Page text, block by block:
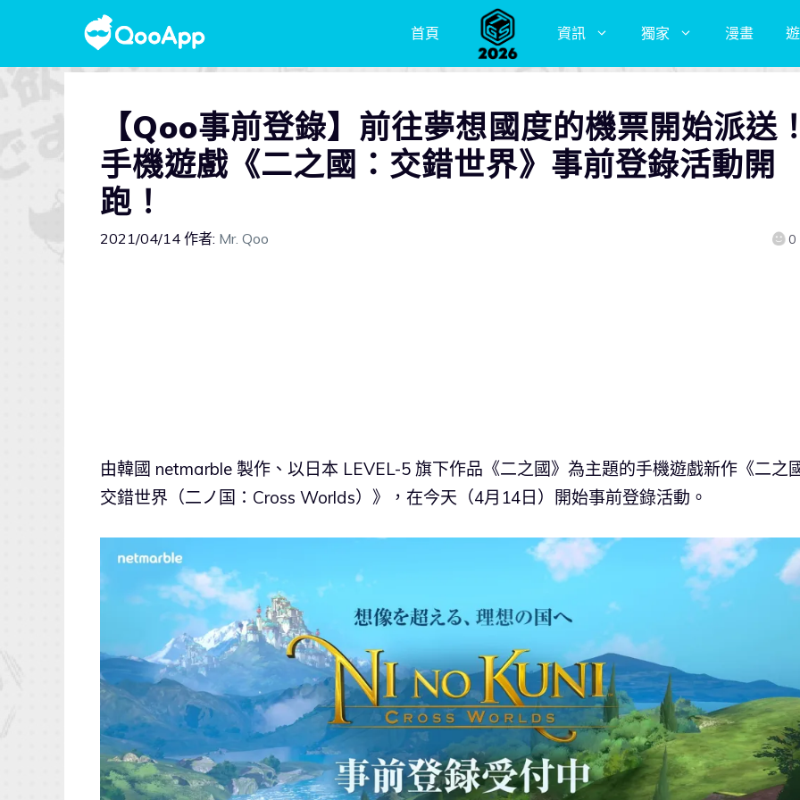
首頁 資訊 獨家 漫畫
【Qoo事前登錄】前往夢想國度的機票開始派送
手機遊戲《二之國：交錯世界》事前登錄活動開
跑！
2021/04/14 作者: Mr. Qoo 0
由韓國 netmarble 製作、以日本 LEVEL-5 旗下作品《二之國》為主題的手機遊戲新作《二之
交錯世界（二ノ国：Cross Worlds）》，在今天（4月14日）開始事前登錄活動。